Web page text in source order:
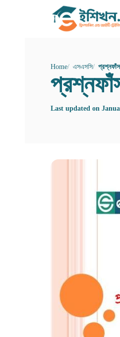
Home এসএসসি
Last updated on